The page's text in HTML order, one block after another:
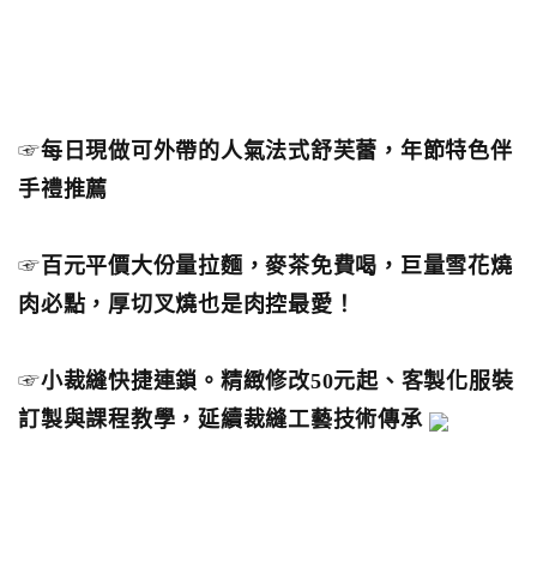
☞每日現做可外帶的人氣法式舒芙蕾，年節特色伴
手禮推薦
☞ 百元平價大份量拉麵，麥茶免費喝，巨量雪花燒
肉必點，厚切叉燒也是肉控最愛！
☞小裁縫快捷連鎖。精緻修改50元起、客製化服裝
訂製與課程教學，延續裁縫工藝技術傳承